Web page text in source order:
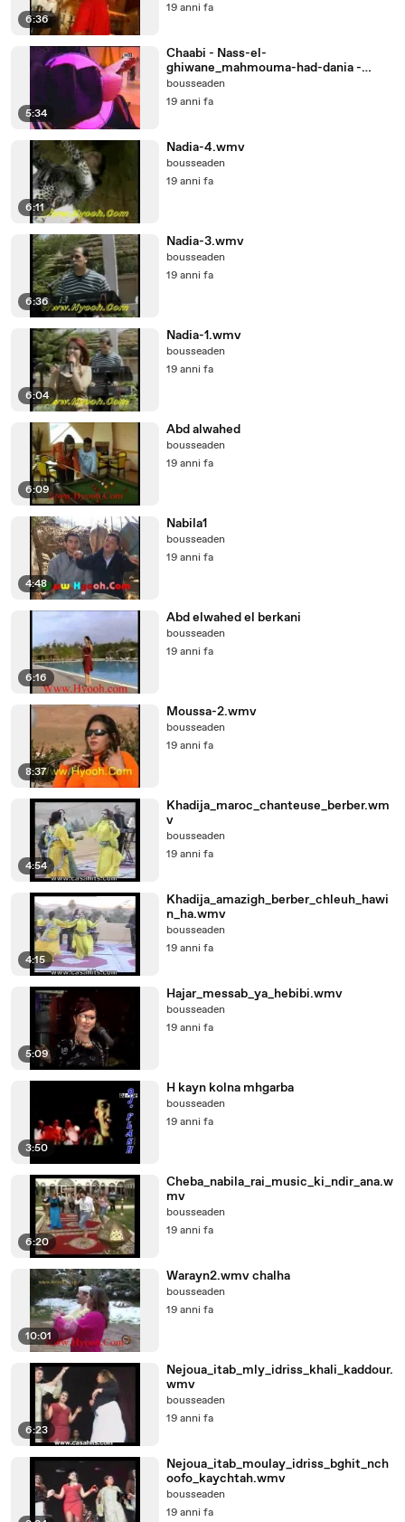
6:36
19 anni fa
5:34
Chaabi - Nass-el-
ghiwane_mahmouma-had-dania -
Maroc Bouznika
bousseaden
19 anni fa
6:11
Nadia-4.wmv
bousseaden
19 anni fa
6:36
Nadia-3.wmv
bousseaden
19 anni fa
6:04
Nadia-1.wmv
bousseaden
19 anni fa
6:09
Abd alwahed
bousseaden
19 anni fa
4:48
Nabila1
bousseaden
19 anni fa
6:16
Abd elwahed el berkani
bousseaden
19 anni fa
8:37
Moussa-2.wmv
bousseaden
19 anni fa
4:54
Khadija_maroc_chanteuse_berber.wm
v
bousseaden
19 anni fa
4:15
Khadija_amazigh_berber_chleuh_hawi
n_ha.wmv
bousseaden
19 anni fa
5:09
Hajar_messab_ya_hebibi.wmv
bousseaden
19 anni fa
3:50
H kayn kolna mhgarba
bousseaden
19 anni fa
6:20
Cheba_nabila_rai_music_ki_ndir_ana.w
mv
bousseaden
19 anni fa
10:01
Warayn2.wmv chalha
bousseaden
19 anni fa
6:23
Nejoua_itab_mly_idriss_khali_kaddour.
wmv
bousseaden
19 anni fa
Nejoua_itab_moulay_idriss_bghit_nch
oofo_kaychtah.wmv
bousseaden
19 anni fa